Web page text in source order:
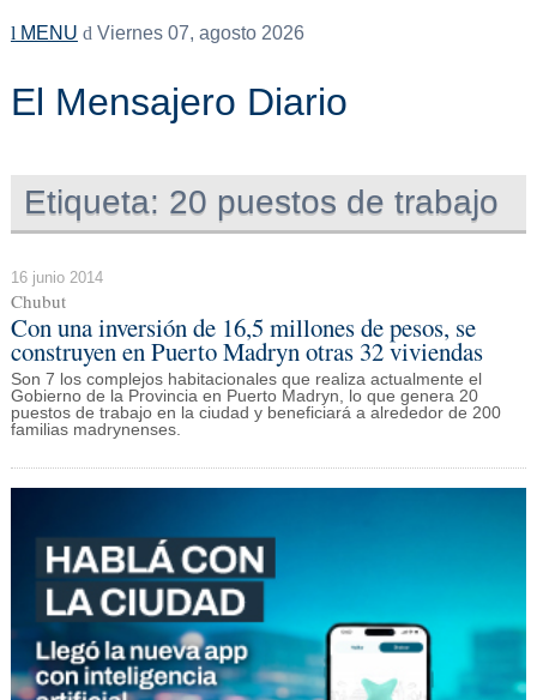
MENU Viernes 07, agosto 2026
El Mensajero Diario
Etiqueta: 20 puestos de trabajo
16 junio 2014
Chubut
Con una inversión de 16,5 millones de pesos, se
construyen en Puerto Madryn otras 32 viviendas
Son 7 los complejos habitacionales que realiza actualmente el
Gobierno de la Provincia en Puerto Madryn, lo que genera 20
puestos de trabajo en la ciudad y beneficiará a alrededor de 200
familias madrynenses.